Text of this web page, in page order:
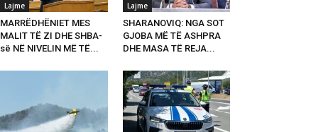
Lajme
MARRËDHËNIET MES
MALIT TË ZI DHE SHBA-
së NË NIVELIN MË TË...
Lajme
SHARANOVIQ: NGA SOT
GJOBA MË TË ASHPRA
DHE MASA TË REJA...